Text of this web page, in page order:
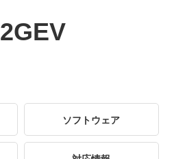
ソフトウェア